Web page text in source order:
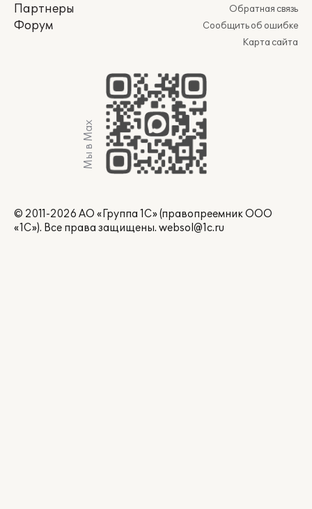
Партнеры
Форум
Обратная связь
Сообщить об ошибке
Карта сайта
Мы в Max
© 2011-2026 АО «Группа 1С» (правопреемник ООО
«1С»). Все права защищены. websol@1c.ru